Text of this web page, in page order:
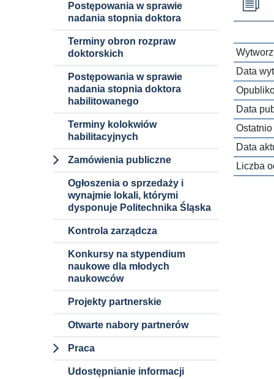
Postępowania w sprawie
nadania stopnia doktora
Terminy obron rozpraw
doktorskich
Postępowania w sprawie
nadania stopnia doktora
habilitowanego
Terminy kolokwiów
habilitacyjnych
Zamówienia publiczne
Dokumenty i
informacje
niepodlegające
ustawie pzp
konsultacje
wartości
Ogłoszenia o sprzedaży i
wynajmie lokali, którymi
dysponuje Politechnika Śląska
Kontrola zarządcza
Konkursy na stypendium
naukowe dla młodych
naukowców
Projekty partnerskie
Otwarte nabory partnerów
Praca
Dokumenty i
Udostępnianie informacji
Data
Data
Ostatnio
Data
Liczba